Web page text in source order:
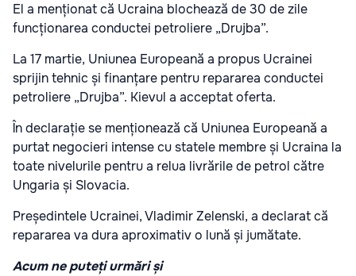
El a menționat că Ucraina blochează de 30 de zile
funcționarea conductei petroliere „Drujba”.
La 17 martie, Uniunea Europeană a propus Ucrainei
sprijin tehnic și finanțare pentru repararea conductei
petroliere „Drujba”. Kievul a acceptat oferta.
În declarație se menționează că Uniunea Europeană a
purtat negocieri intense cu statele membre și Ucraina la
toate nivelurile pentru a relua livrările de petrol către
Ungaria și Slovacia.
Președintele Ucrainei, Vladimir Zelenski, a declarat că
repararea va dura aproximativ o lună și jumătate.
Acum ne puteți urmări și